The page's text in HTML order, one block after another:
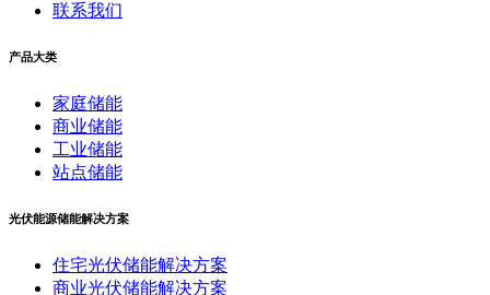
联系我们
产品大类
家庭储能
商业储能
工业储能
站点储能
光伏能源储能解决方案
住宅光伏储能解决方案
商业光伏储能解决方案